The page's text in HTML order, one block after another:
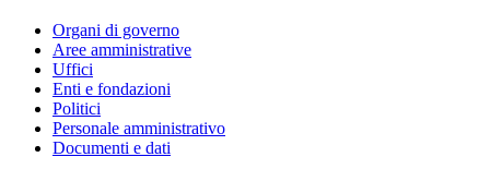
Organi di governo
Aree amministrative
Uffici
Enti e fondazioni
Politici
Personale amministrativo
Documenti e dati